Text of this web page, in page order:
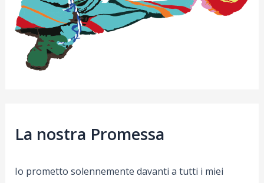
La nostra Promessa
Io prometto solennemente davanti a tutti i miei